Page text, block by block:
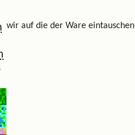
wir auf die der Ware eintauschen